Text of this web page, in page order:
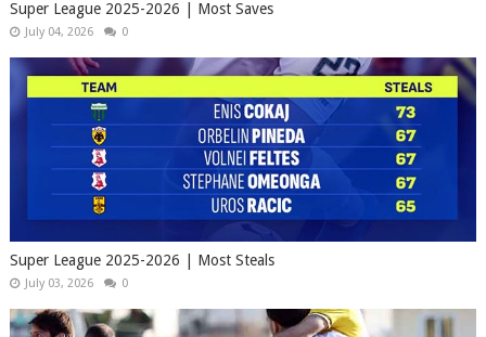
Super League 2025-2026 | Most Saves
July 04, 2026 0
Super League 2025-2026 | Most Steals
July 03, 2026 0